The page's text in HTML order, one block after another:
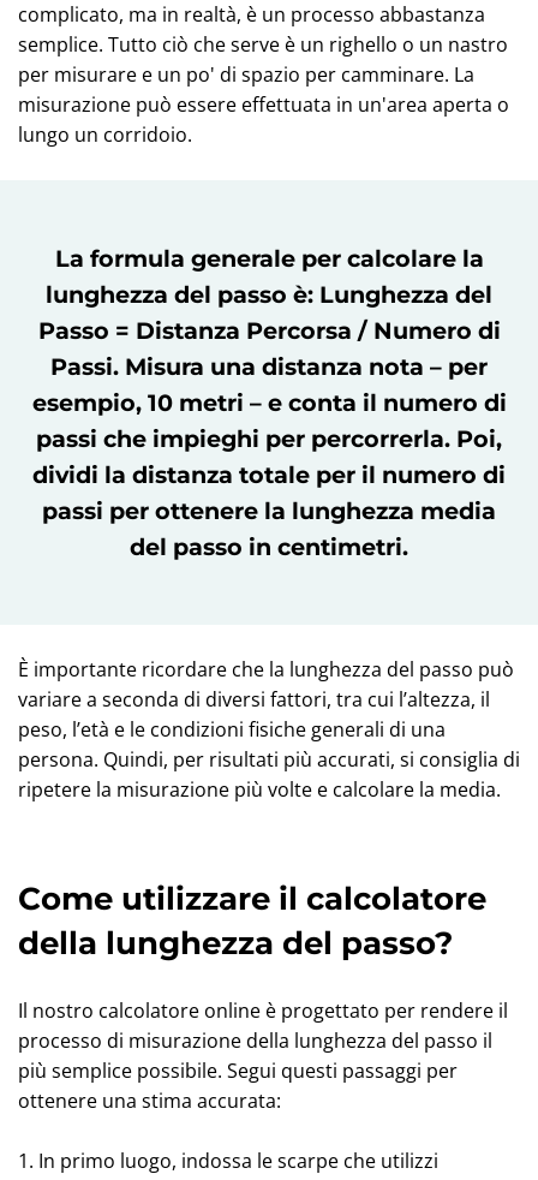
complicato, ma in realtà, è un processo abbastanza
semplice. Tutto ciò che serve è un righello o un nastro
per misurare e un po' di spazio per camminare. La
misurazione può essere effettuata in un'area aperta o
lungo un corridoio.
La formula generale per calcolare la
lunghezza del passo è: Lunghezza del
Passo = Distanza Percorsa / Numero di
Passi. Misura una distanza nota – per
esempio, 10 metri – e conta il numero di
passi che impieghi per percorrerla. Poi,
dividi la distanza totale per il numero di
passi per ottenere la lunghezza media
del passo in centimetri.
È importante ricordare che la lunghezza del passo può
variare a seconda di diversi fattori, tra cui l’altezza, il
peso, l’età e le condizioni fisiche generali di una
persona. Quindi, per risultati più accurati, si consiglia di
ripetere la misurazione più volte e calcolare la media.
Come utilizzare il calcolatore
della lunghezza del passo?
Il nostro calcolatore online è progettato per rendere il
processo di misurazione della lunghezza del passo il
più semplice possibile. Segui questi passaggi per
ottenere una stima accurata:
1. In primo luogo, indossa le scarpe che utilizzi